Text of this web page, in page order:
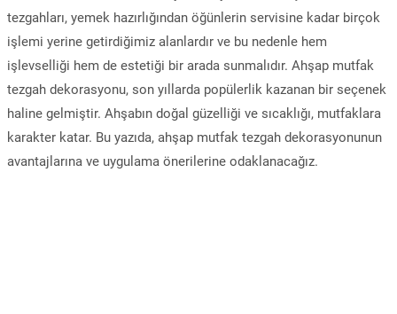
tezgahları, yemek hazırlığından öğünlerin servisine kadar birçok
işlemi yerine getirdiğimiz alanlardır ve bu nedenle hem
işlevselliği hem de estetiği bir arada sunmalıdır. Ahşap mutfak
tezgah dekorasyonu, son yıllarda popülerlik kazanan bir seçenek
haline gelmiştir. Ahşabın doğal güzelliği ve sıcaklığı, mutfaklara
karakter katar. Bu yazıda, ahşap mutfak tezgah dekorasyonunun
avantajlarına ve uygulama önerilerine odaklanacağız.